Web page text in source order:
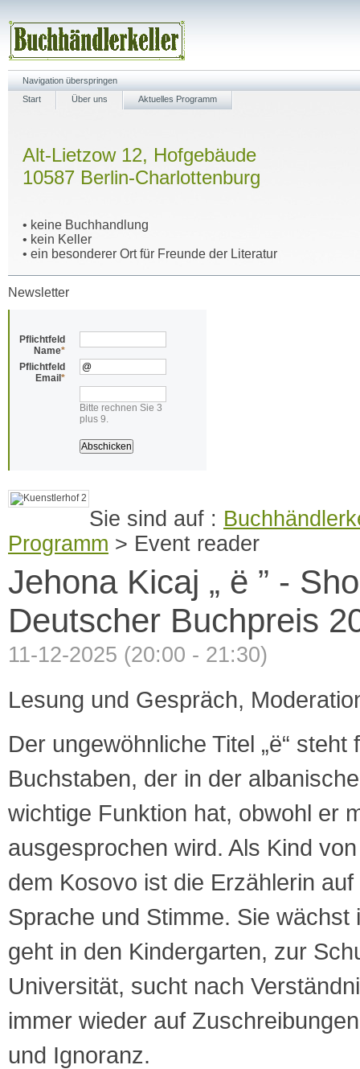
Navigation überspringen
Start
Über uns Aktuelles Programm
Alt-Lietzow 12, Hofgebäude
10587 Berlin-Charlottenburg
• keine Buchhandlung
• kein Keller
• ein besonderer Ort für Freunde der Literatur
Newsletter
Pflichtfeld
Name*
Pflichtfeld
Email *
Bitte rechnen Sie 3
plus 9.
Programm > Event reader
Jehona Kicaj „ ë ” -
Deutscher Buchpreis
11-12-2025 (20:00 - 21:30)
Lesung und Gespräch,
Der ungewöhnliche Titel „ë“ steht
Buchstaben, der in der
wichtige Funktion hat, obwohl er
ausgesprochen wird. Als Kind
dem Kosovo ist die Erzählerin
Sprache und Stimme. Sie wächst
geht in den Kindergarten, zur
Universität, sucht nach
immer wieder auf
und Ignoranz.